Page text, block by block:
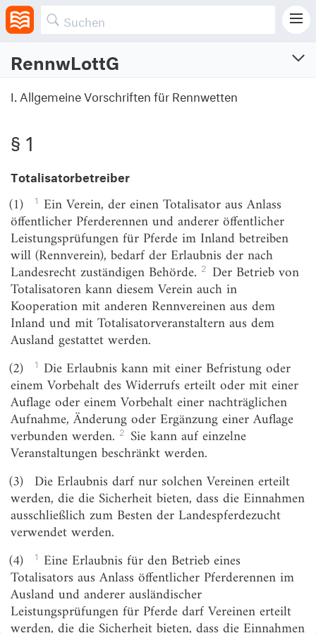
RennwLottG
Vom 25.6.2021 (BGBl. I S. 2065)
I. Allgemeine Vorschriften für Rennwetten
§ 1
Totalisatorbetreiber
§ 2
Buchmacher
§ 3
Wettschein
§ 4
Strafrecht
§ 5
Ordnungswidrigkeiten
§ 6
Ermächtigungen
§ 7
Zuweisungsverfahren
II. Steuern
1. Besteuerung von Rennwetten
§ 8
Steuergegenstand
§ 10
Steuersatz
§ 11
Steuerschuldner
§ 13
Steueranmeldung und -entrichtung
§ 14
Aufzeichnungspflichten
§ 15
Zuständigkeit
I. Allgemeine Vorschriften für Rennwetten
§ 1
Totalisatorbetreiber
(1) 1 Ein Verein, der einen Totalisator aus Anlass
öffentlicher Pferderennen und anderer öffentlicher
Leistungsprüfungen für Pferde im Inland betreiben
will (Rennverein), bedarf der Erlaubnis der nach
Landesrecht zuständigen Behörde. 2 Der Betrieb von
Totalisatoren kann diesem Verein auch in
Kooperation mit anderen Rennvereinen aus dem
Inland und mit Totalisatorveranstaltern aus dem
Ausland gestattet werden.
(2)
1 Die Erlaubnis kann mit einer Befristung oder
einem Vorbehalt des Widerrufs erteilt oder mit einer
Auflage oder einem Vorbehalt einer nachträglichen
Aufnahme, Änderung oder Ergänzung einer Auflage
verbunden werden. 2 Sie kann auf einzelne
Veranstaltungen beschränkt werden.
(3) Die Erlaubnis darf nur solchen Vereinen erteilt
werden, die die Sicherheit bieten, dass die Einnahmen
ausschließlich zum Besten der Landespferdezucht
verwendet werden.
(4)
1 Eine Erlaubnis für den Betrieb eines
Totalisators aus Anlass öffentlicher Pferderennen im
Ausland und anderer ausländischer
Leistungsprüfungen für Pferde darf Vereinen erteilt